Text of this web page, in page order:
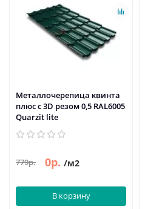
Металлочерепица квинта
плюс c 3D резом 0,5 RAL6005
Quarzit lite
779р. 0р. /м2
В корзину